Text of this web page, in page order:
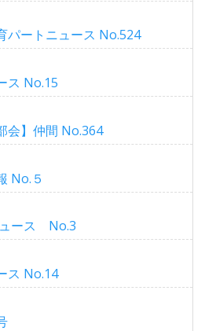
パートニュース No.524
ス No.15
会】仲間 No.364
No.５
ュース No.3
ス No.14